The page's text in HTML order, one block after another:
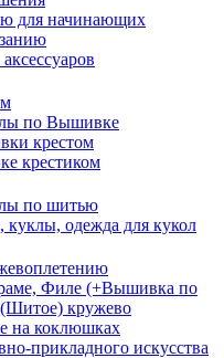
для начинающих
по Вышивке
крестом
крестиком
по шитью
одежда для кукол
Филе (+Вышивка по
кружево
на коклюшках
прикладного искусства